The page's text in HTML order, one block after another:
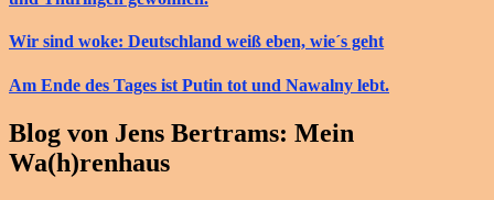
Wir sind woke: Deutschland weiß eben, wie´s geht
Am Ende des Tages ist Putin tot und Nawalny lebt.
Blog von Jens Bertrams: Mein
Wa(h)renhaus